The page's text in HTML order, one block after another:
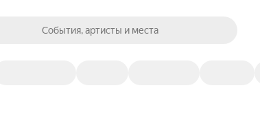
События, артисты и места